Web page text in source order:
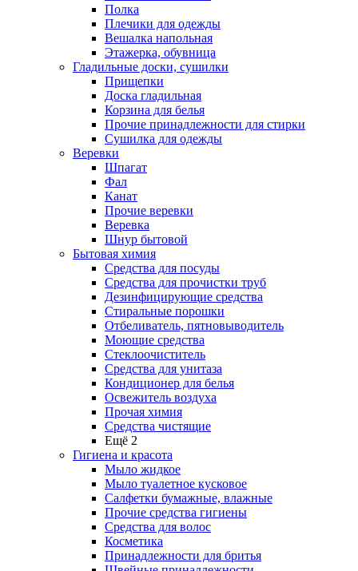
Полка
Плечики для одежды
Вешалка напольная
Этажерка, обувница
Гладильные доски, сушилки
Прищепки
Доска гладильная
Корзина для белья
Прочие принадлежности для стирки
Сушилка для одежды
Веревки
Шпагат
Фал
Канат
Прочие веревки
Веревка
Шнур бытовой
Бытовая химия
Средства для посуды
Средства для прочистки труб
Дезинфицирующие средства
Стиральные порошки
Отбеливатель, пятновыводитель
Моющие средства
Стеклоочиститель
Средства для унитаза
Кондиционер для белья
Освежитель воздуха
Прочая химия
Средства чистящие
Ещё 2
Гигиена и красота
Мыло жидкое
Мыло туалетное кусковое
Салфетки бумажные, влажные
Прочие средства гигиены
Средства для волос
Косметика
Принадлежности для бритья